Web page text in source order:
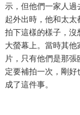
示，但他們一家人過
起外出時，他和太
拍下這樣的樣子，沒
大螢幕上。當時其他
片，只有他們是那
定要補拍一次，剛
成了這件事。